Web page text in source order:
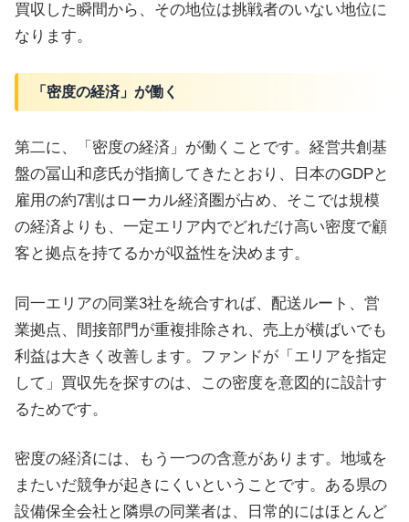
買収した瞬間から、その地位は挑戦者のいない地位に
なります。
「密度の経済」が働く
第二に、「密度の経済」が働くことです。経営共創基
盤の冨山和彦氏が指摘してきたとおり、日本のGDPと
雇用の約7割はローカル経済圏が占め、そこでは規模
の経済よりも、一定エリア内でどれだけ高い密度で顧
客と拠点を持てるかが収益性を決めます。
同一エリアの同業3社を統合すれば、配送ルート、営
業拠点、間接部門が重複排除され、売上が横ばいでも
利益は大きく改善します。ファンドが「エリアを指定
して」買収先を探すのは、この密度を意図的に設計す
るためです。
密度の経済には、もう一つの含意があります。地域を
またいだ競争が起きにくいということです。ある県の
設備保全会社と隣県の同業者は、日常的にはほとんど